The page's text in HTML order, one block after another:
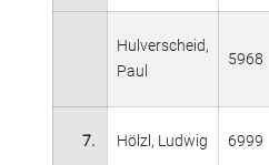
Hulverscheid,
Paul
5968
7. Hölzl, Ludwig 6999